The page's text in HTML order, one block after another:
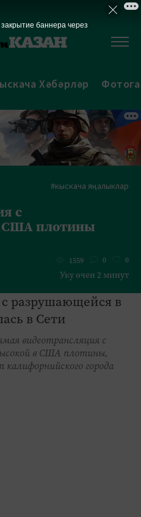
Хәбәрләр
#кыскача яңалыклар
с
США плотины
1559 0 0
Уку өчен 2 минут
видеотрансляция с
в США плотины,
города
баннера через